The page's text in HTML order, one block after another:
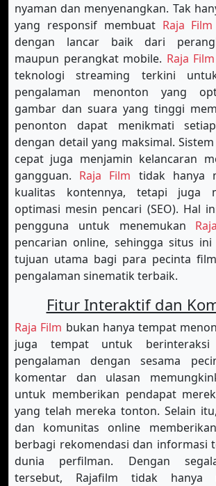
nyaman dan menyenangkan. Tak
yang responsif membuat Raja Film
dengan lancar baik dari
maupun perangkat mobile. Raja Film
teknologi streaming terkini
pengalaman menonton yang
gambar dan suara yang tinggi
penonton dapat menikmati
dengan detail yang maksimal.
cepat juga menjamin kelancaran
gangguan. Raja Film tidak hanya
kualitas kontennya, tetapi juga
optimasi mesin pencari (SEO). Hal
pengguna untuk menemukan
pencarian online, sehingga situs
tujuan utama bagi para pecinta
pengalaman sinematik terbaik.
Fitur Interaktif dan
Raja Film bukan hanya tempat
juga tempat untuk
pengalaman dengan sesama
komentar dan ulasan
untuk memberikan pendapat
yang telah mereka tonton. Selain
dan komunitas online
berbagi rekomendasi dan informasi
dunia perfilman. Dengan
tersebut, Rajafilm tidak hanya